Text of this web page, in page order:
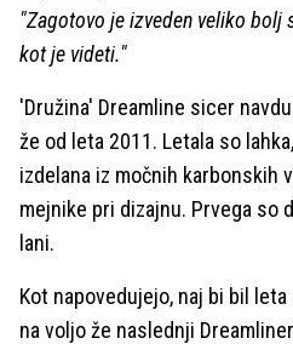
"Zagotovo je izveden veliko bolj
kot je videti."
'Družina' Dreamline sicer
že od leta 2011. Letala so
izdelana iz močnih karbonskih
mejnike pri dizajnu. Prvega so
lani.
Kot napovedujejo, naj bi bil
na voljo že naslednji